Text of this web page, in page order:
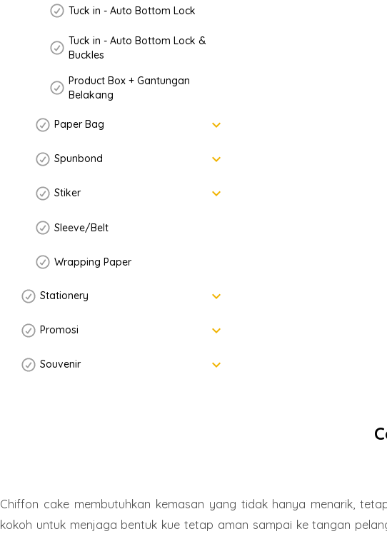
Tuck in - Auto Bottom Lock
Tuck in - Auto Bottom Lock &
Buckles
Product Box + Gantungan
Belakang
Paper Bag keyboard_arrow_down
Spunbond keyboard_arrow_down
Stiker keyboard_arrow_down
Sleeve/Belt
Wrapping Paper
Stationery keyboard_arrow_down
Promosi keyboard_arrow_down
Souvenir keyboard_arrow_down
Chiffon cake membutuhkan kemasan yang tidak hanya menarik,
kokoh untuk menjaga bentuk kue tetap aman sampai ke tangan